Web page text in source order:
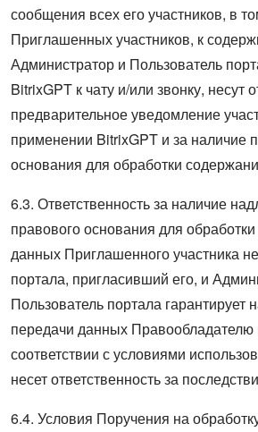
сообщения всех его участников, в
Приглашенных участников, к
Администратор и Пользователь
BitrixGPT к чату и/или звонку, несут
предварительное уведомление
применении BitrixGPT и за наличие
основания для обработки
6.3. Ответственность за наличие
правового основания для
данных Приглашенного участника
портала, пригласивший его, и
Пользователь портала гарантирует
передачи данных Правообладателю
соответствии с условиями
несет ответственность за
6.4. Условия Поручения на